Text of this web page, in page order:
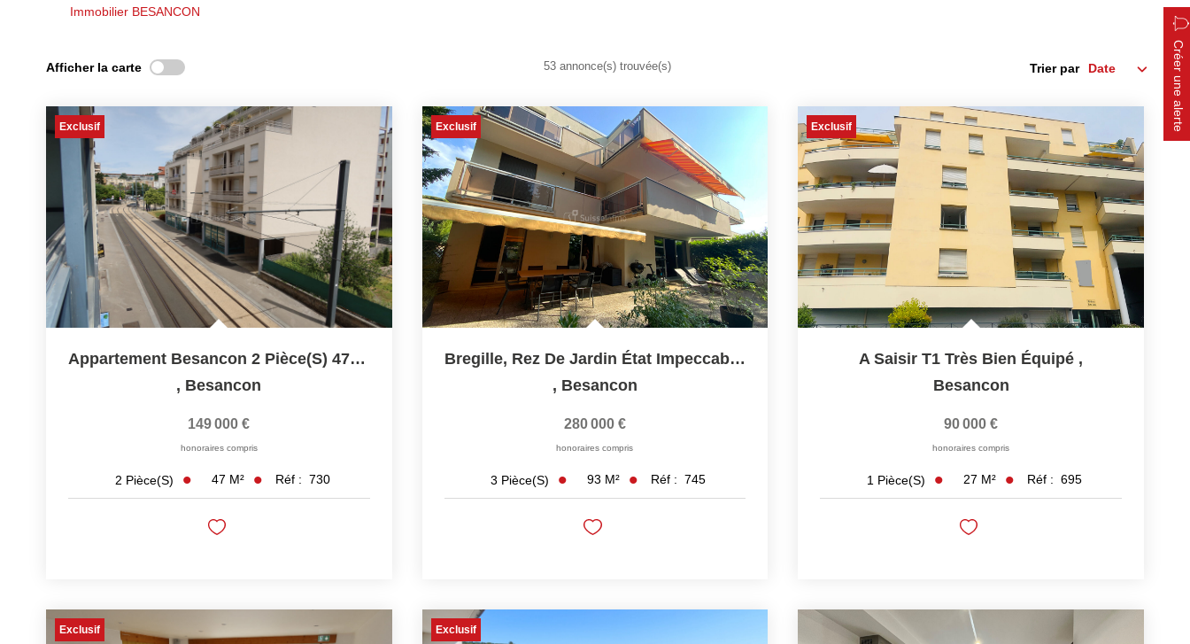
Immobilier BESANCON
Créer une alerte
Afficher la carte 53 annonce(s) trouvée(s) Trier par
Exclusif
Appartement Besancon 2 Pièce(s) 47 M2
, Besancon
149 000 €
honoraires compris
2 Pièce(s) 47 M² Réf : 730
Exclusif
Bregille, Rez De Jardin État Impeccable.
, Besancon
280 000 €
honoraires compris
3 Pièce(s) 93 M² Réf : 745
Exclusif
A Saisir T1 Très Bien Équipé ,
Besancon
90 000 €
honoraires compris
1 Pièce(s) 27 M² Réf : 695
Exclusif Exclusif